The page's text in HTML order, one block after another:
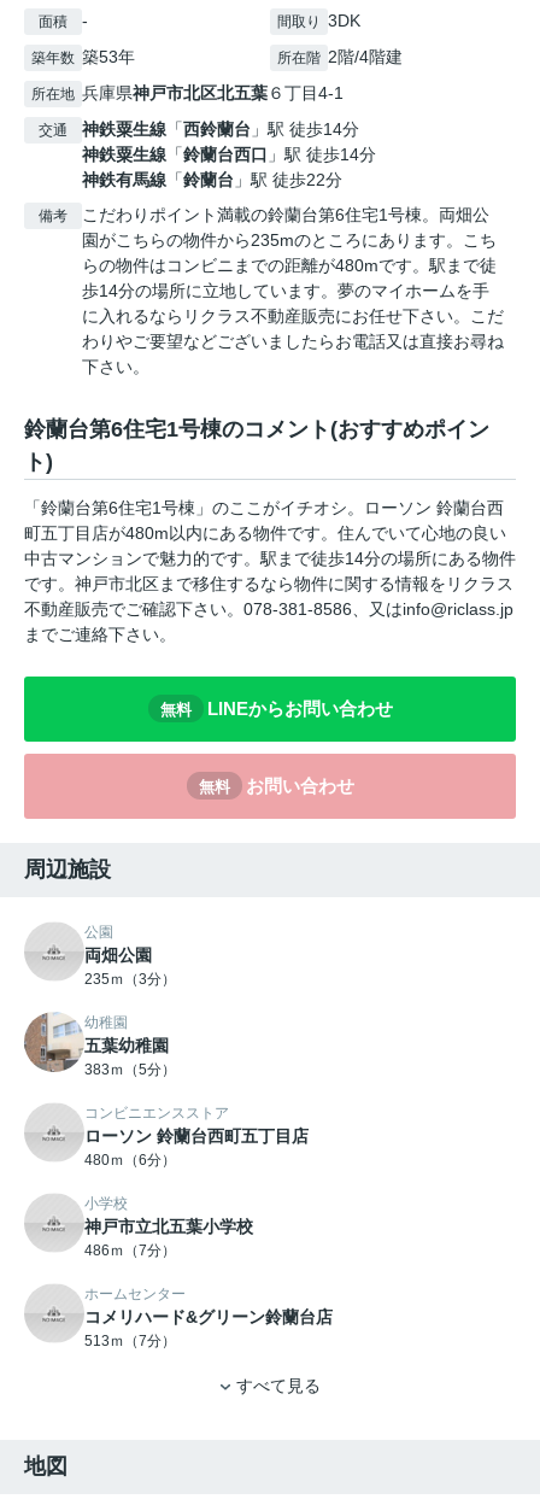
面積 - 間取り 3DK
築年数 築53年 所在階 2階/4階建
所在地 兵庫県神戸市北区北五葉６丁目4-1
交通 神鉄粟生線 「西鈴蘭台 」駅 徒歩14分
神鉄粟生線 「鈴蘭台西口 」駅 徒歩14分
神鉄有馬線 「鈴蘭台 」駅 徒歩22分
備考
こだわりポイント満載の鈴蘭台第6住宅1号棟。両畑公
園がこちらの物件から235mのところにあります。こち
らの物件はコンビニまでの距離が480mです。駅まで徒
歩14分の場所に立地しています。夢のマイホームを手
に入れるならリクラス不動産販売にお任せ下さい。こだ
わりやご要望などございましたらお電話又は直接お尋ね
下さい。
鈴蘭台第6住宅1号棟のコメント(おすすめポイン
ト)
「鈴蘭台第6住宅1号棟」のここがイチオシ。ローソン 鈴蘭台西
町五丁目店が480m以内にある物件です。住んでいて心地の良い
中古マンションで魅力的です。駅まで徒歩14分の場所にある物件
です。神戸市北区まで移住するなら物件に関する情報をリクラス
不動産販売でご確認下さい。078-381-8586、又はinfo@riclass.jp
までご連絡下さい。
無料 LINEからお問い合わせ
無料 お問い合わせ
周辺施設
公園
両畑公園
235ｍ（3分）
幼稚園
五葉幼稚園
383ｍ（5分）
コンビニエンスストア
ローソン 鈴蘭台西町五丁目店
480ｍ（6分）
小学校
神戸市立北五葉小学校
486ｍ（7分）
ホームセンター
コメリハード&グリーン鈴蘭台店
513ｍ（7分）
すべて見る
地図